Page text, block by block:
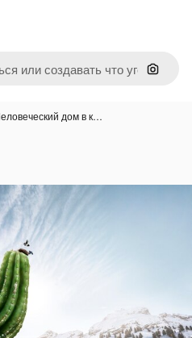
Поиск
дом в к…